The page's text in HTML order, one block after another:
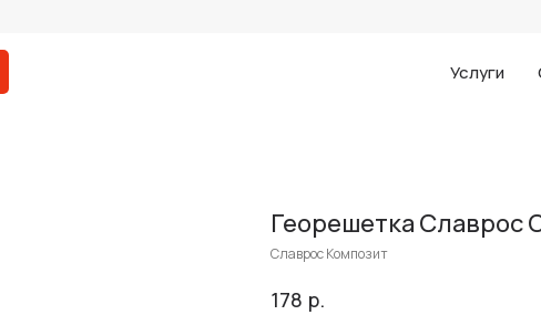
Услуги
Георешетка Славрос
Славрос Композит
178 р.